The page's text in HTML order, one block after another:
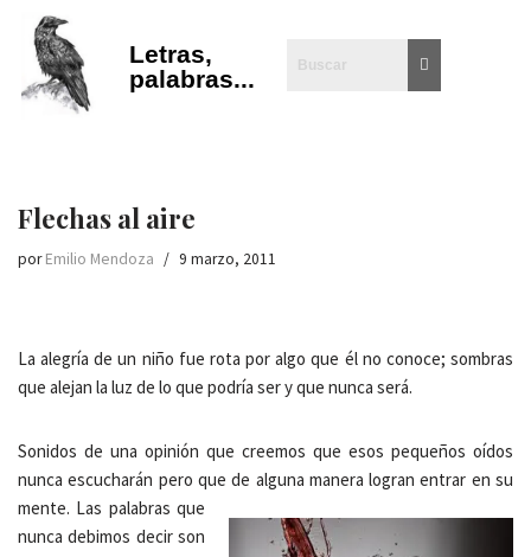
Saltar
al
contenido
Letras,
palabras...
Flechas al aire
porEmilio Mendoza 9 marzo, 2011
La alegría de un niño fue rota por algo que él no conoce; sombras
que alejan la luz de lo que podría ser y que nunca será.
Sonidos de una opinión que creemos que esos pequeños oídos
nunca escucharán pero que de alguna manera logran entrar en su
mente. Las palabras que
nunca debimos decir son